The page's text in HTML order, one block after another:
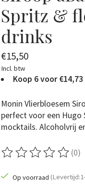
Spritz &
drinks
€15,50
Incl. btw
Koop 6 voor
Monin Vlierbloesem
perfect voor een Hugo
mocktails. Alcoholvrij
De beoordeling van dit
(0)
Op voorraad